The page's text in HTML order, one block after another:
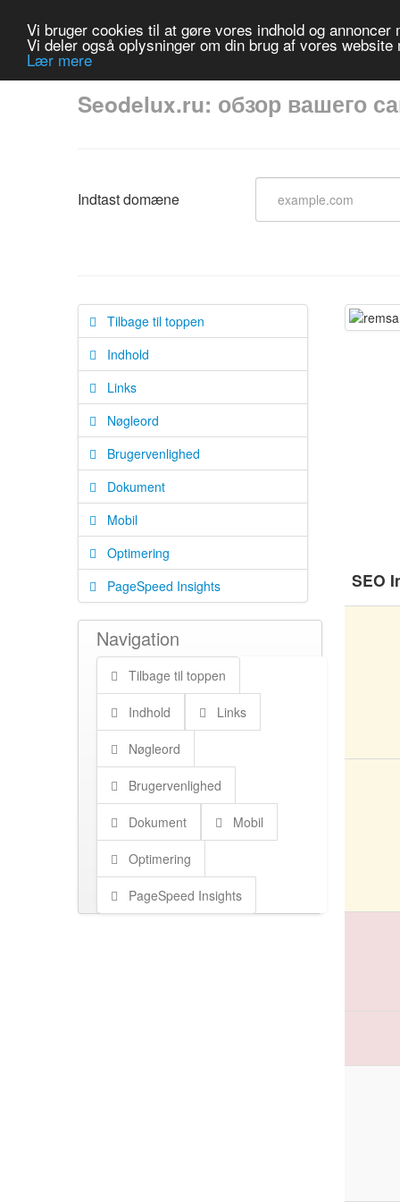
Vi bruger cookies til at gøre vores indhold og
Vi deler også oplysninger om din brug af vores
Lær mere
Seodelux.ru: обзор вашего
Indtast domæne
Tilbage til toppen
Indhold
Links
Nøgleord
Brugervenlighed
Dokument
Mobil
Optimering
PageSpeed Insights
Navigation
Tilbage til toppen
Indhold Links
Nøgleord
Brugervenlighed
Dokument Mobil
Optimering
PageSpeed Insights
SEO